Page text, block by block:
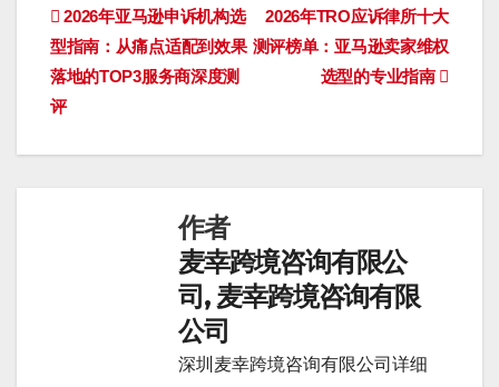
文
章
导
航
2026年TRO应诉律所十大
测评榜单：亚马逊卖家维权
选型的专业指南
2026年亚马逊申诉机构选
型指南：从痛点适配到效果
落地的TOP3服务商深度测
评
作者
麦幸跨境咨询有限公
司, 麦幸跨境咨询有限
公司
深圳麦幸跨境咨询有限公司详细